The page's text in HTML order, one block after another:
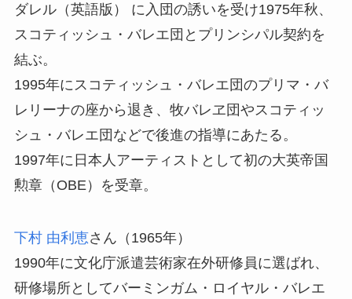
ダレル（英語版） に入団の誘いを受け1975年秋、
スコティッシュ・バレエ団とプリンシパル契約を
結ぶ。
1995年にスコティッシュ・バレエ団のプリマ・バ
レリーナの座から退き、牧バレヱ団やスコティッ
シュ・バレエ団などで後進の指導にあたる。
1997年に日本人アーティストとして初の大英帝国
勲章（OBE）を受章。
下村 由利恵さん （1965年）
1990年に文化庁派遣芸術家在外研修員に選ばれ、
研修場所としてバーミンガム・ロイヤル・バレエ